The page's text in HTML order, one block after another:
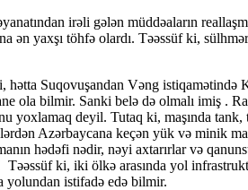
irəli gələn müddəaların
yaxşı töhfə olardı. Təəssüf ki,
Suqovuşandan Vəng istiqamətində
bilmir. Sanki belə də olmalı imiş .
deyil. Tutaq ki, maşında
Azərbaycana keçən yük və minik
hədəfi nədir, nəyi axtarırlar və
ki, iki ölkə arasında yol
yolundan istifadə edə bilmir.